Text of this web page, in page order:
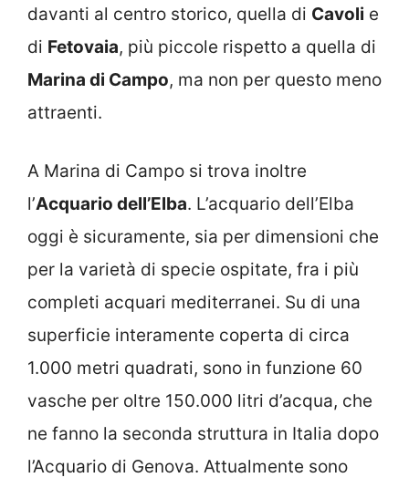
davanti al centro storico, quella di Cavoli e
di Fetovaia, più piccole rispetto a quella di
Marina di Campo, ma non per questo meno
attraenti.
A Marina di Campo si trova inoltre
l’Acquario dell’Elba. L’acquario dell’Elba
oggi è sicuramente, sia per dimensioni che
per la varietà di specie ospitate, fra i più
completi acquari mediterranei. Su di una
superficie interamente coperta di circa
1.000 metri quadrati, sono in funzione 60
vasche per oltre 150.000 litri d’acqua, che
ne fanno la seconda struttura in Italia dopo
l’Acquario di Genova. Attualmente sono